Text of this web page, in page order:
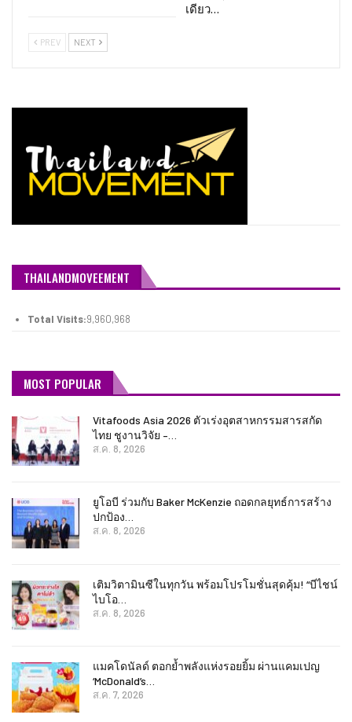
เดียว…
PREV NEXT
THAILANDMOVEEMENT
Total Visits:9,960,968
MOST POPULAR
Vitafoods Asia 2026 ตัวเร่งอุตสาหกรรมสารสกัด
ไทย ชูงานวิจัย –…
ส.ค. 8, 2026
ยูโอบี ร่วมกับ Baker McKenzie ถอดกลยุทธ์การสร้าง
ปกป้อง…
ส.ค. 8, 2026
เติมวิตามินซีในทุกวัน พร้อมโปรโมชั่นสุดคุ้ม! “บีไชน์
ไบโอ…
ส.ค. 8, 2026
แมคโดนัลด์ ตอกย้ำพลังแห่งรอยยิ้ม ผ่านแคมเปญ
‘McDonald’s…
ส.ค. 7, 2026